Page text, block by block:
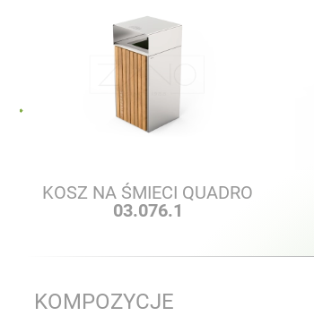
KOSZ NA ŚMIECI QUADRO
03.076.1
KOMPOZYCJE